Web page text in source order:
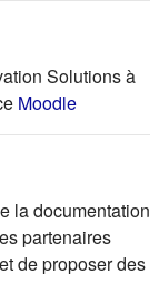
Solutions à
Moodle(s'ouvre
la documentation
partenaires
de proposer des